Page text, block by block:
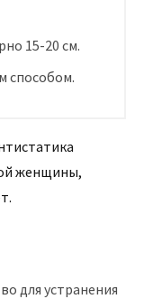
15-20 см.
способом.
женщины,
для устранения